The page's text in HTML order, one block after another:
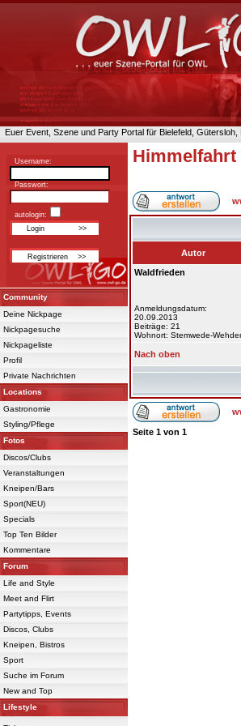
Euer Event, Szene und Party Portal für Bielefeld,
Username:
Passwort:
autologin:
Community
Deine Nickpage
Nickpagesuche
Nickpageliste
Profil
Private Nachrichten
Locations
Gastronomie
Styling/Pflege
Fotos
Discos/Clubs
Veranstaltungen
Kneipen/Bars
Sport(NEU)
Specials
Top Ten Bilder
Kommentare
Forum
Life and Style
Meet and Flirt
Partytipps, Events
Discos, Clubs
Kneipen, Bistros
Sport
Suche im Forum
New and Top
Lifestyle
Himmelfahrt
Autor
Waldfrieden
Anmeldungsdatum:
20.09.2013
Beiträge: 21
Wohnort: Stemwede-
Nach oben
Seite 1 von 1